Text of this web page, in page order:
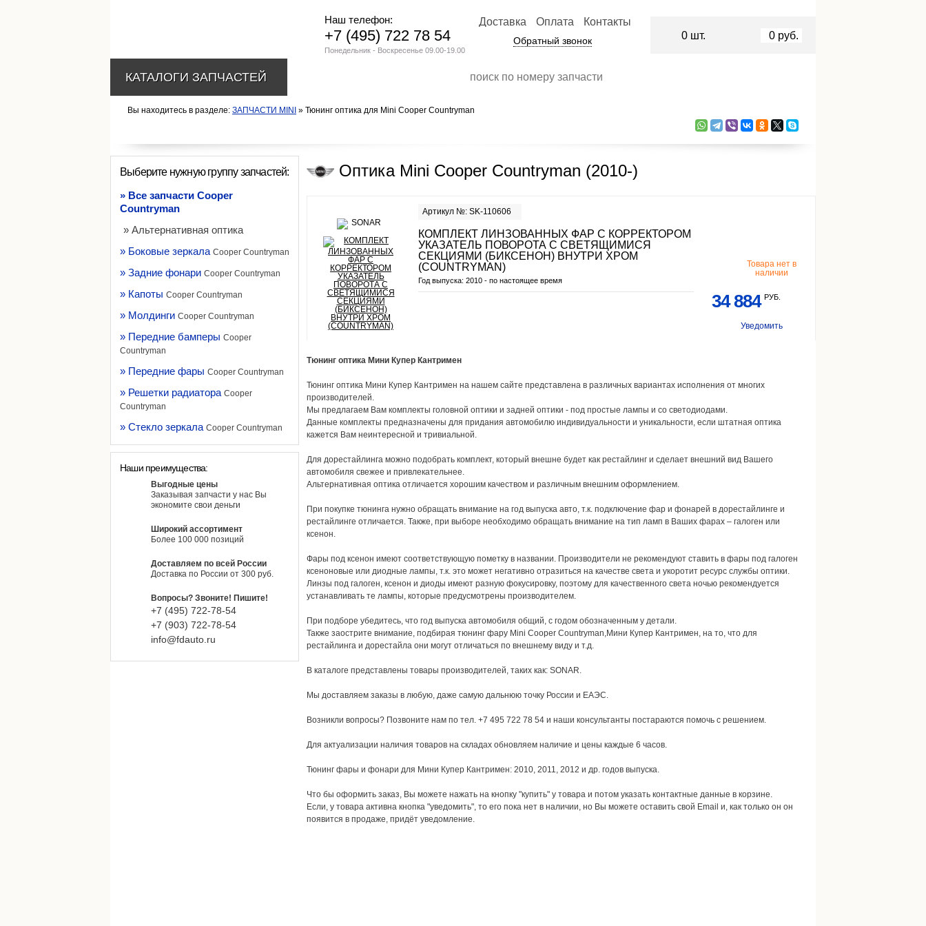
Вы находитесь в разделе: ЗАПЧАСТИ MINI » Тюнинг оптика для Mini Cooper Countryman
Оптика Mini Cooper Countryman (2010-)
Артикул №: SK-110606
КОМПЛЕКТ ЛИНЗОВАННЫХ ФАР С КОРРЕКТОРОМ
УКАЗАТЕЛЬ ПОВОРОТА С СВЕТЯЩИМИСЯ
СЕКЦИЯМИ (БИКСЕНОН) ВНУТРИ ХРОМ
(COUNTRYMAN)
Год выпуска: 2010 - по настоящее время
Товара нет в
наличии
34 884 РУБ.
Уведомить
Тюнинг оптика Мини Купер Кантримен
Тюнинг оптика Мини Купер Кантримен на нашем сайте представлена в различных вариантах исполнения от многих
производителей.
Мы предлагаем Вам комплекты головной оптики и задней оптики - под простые лампы и со светодиодами.
Данные комплекты предназначены для придания автомобилю индивидуальности и уникальности, если штатная оптика
кажется Вам неинтересной и тривиальной.
Для дорестайлинга можно подобрать комплект, который внешне будет как рестайлинг и сделает внешний вид Вашего
автомобиля свежее и привлекательнее.
Альтернативная оптика отличается хорошим качеством и различным внешним оформлением.
При покупке тюнинга нужно обращать внимание на год выпуска авто, т.к. подключение фар и фонарей в дорестайлинге и
рестайлинге отличается. Также, при выборе необходимо обращать внимание на тип ламп в Ваших фарах – галоген или
ксенон.
Фары под ксенон имеют соответствующую пометку в названии. Производители не рекомендуют ставить в фары под галоген
ксеноновые или диодные лампы, т.к. это может негативно отразиться на качестве света и укоротит ресурс службы оптики.
Линзы под галоген, ксенон и диоды имеют разную фокусировку, поэтому для качественного света ночью рекомендуется
устанавливать те лампы, которые предусмотрены производителем.
При подборе убедитесь, что год выпуска автомобиля общий, с годом обозначенным у детали.
Также заострите внимание, подбирая тюнинг фару Mini Cooper Countryman,Мини Купер Кантримен, на то, что для
рестайлинга и дорестайла они могут отличаться по внешнему виду и т.д.
В каталоге представлены товары производителей, таких как: SONAR.
Мы доставляем заказы в любую, даже самую дальнюю точку России и ЕАЭС.
Возникли вопросы? Позвоните нам по тел. +7 495 722 78 54 и наши консультанты постараются помочь с решением.
Для актуализации наличия товаров на складах обновляем наличие и цены каждые 6 часов.
Тюнинг фары и фонари для Мини Купер Кантримен: 2010, 2011, 2012 и др. годов выпуска.
Что бы оформить заказ, Вы можете нажать на кнопку "купить" у товара и потом указать контактные данные в корзине.
Если, у товара активна кнопка "уведомить", то его пока нет в наличии, но Вы можете оставить свой Email и, как только он он
появится в продаже, придёт уведомление.
Выберите нужную группу запчастей:
» Все запчасти Cooper
Countryman
» Альтернативная оптика
» Боковые зеркала Cooper Countryman
» Задние фонари Cooper Countryman
» Капоты Cooper Countryman
» Молдинги Cooper Countryman
» Передние бамперы Cooper
Countryman
» Передние фары Cooper Countryman
» Решетки радиатора Cooper
Countryman
» Стекло зеркала Cooper Countryman
Наши преимущества:
Выгодные цены
Заказывая запчасти у нас Вы
экономите свои деньги
Широкий ассортимент
Более 100 000 позиций
Доставляем по всей России
Доставка по России от 300 руб.
Вопросы? Звоните! Пишите!
+7 (495) 722-78-54
+7 (903) 722-78-54
info@fdauto.ru
Наш телефон:
+7 (495) 722 78 54
Понедельник - Воскресенье 09.00-19.00
Доставка Оплата Контакты
Обратный звонок 0 шт. 0 руб.
КАТАЛОГИ ЗАПЧАСТЕЙ